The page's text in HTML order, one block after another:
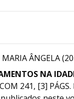
ÂNGELA
NA
241, [3] PÁGS.